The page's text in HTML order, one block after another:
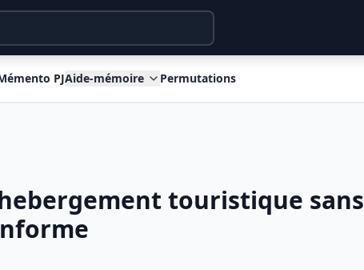
PJAide-mémoire Permutations
touristique sans